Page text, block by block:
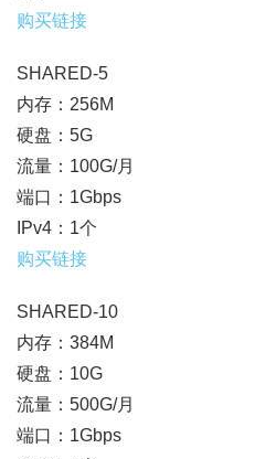
购买链接
SHARED-5
内存：256M
硬盘：5G
流量：100G/月
端口：1Gbps
IPv4：1个
购买链接
SHARED-10
内存：384M
硬盘：10G
流量：500G/月
端口：1Gbps